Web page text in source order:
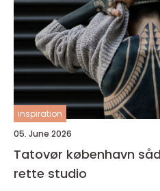
inspiration
05. June 2026
Tatovør københavn sådan finder du det
rette studio